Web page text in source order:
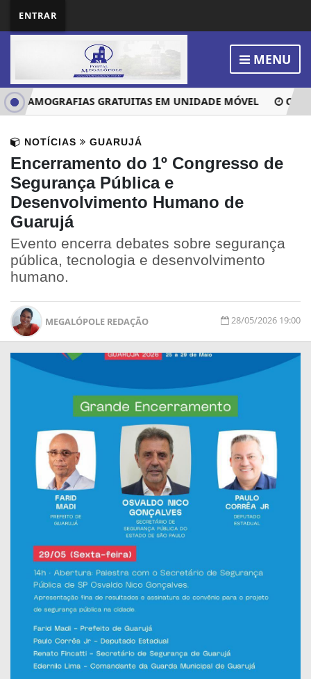
ENTRAR
MENU
MAMOGRAFIAS GRATUITAS EM UNIDADE MÓVEL
NOTÍCIAS GUARUJÁ
Encerramento do 1º Congresso de
Segurança Pública e
Desenvolvimento Humano de
Guarujá
Evento encerra debates sobre segurança
pública, tecnologia e desenvolvimento
humano.
MEGALÓPOLE REDAÇÃO 28/05/2026 19:00